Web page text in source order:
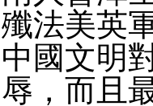
殲法美英
中國文明
辱，而且